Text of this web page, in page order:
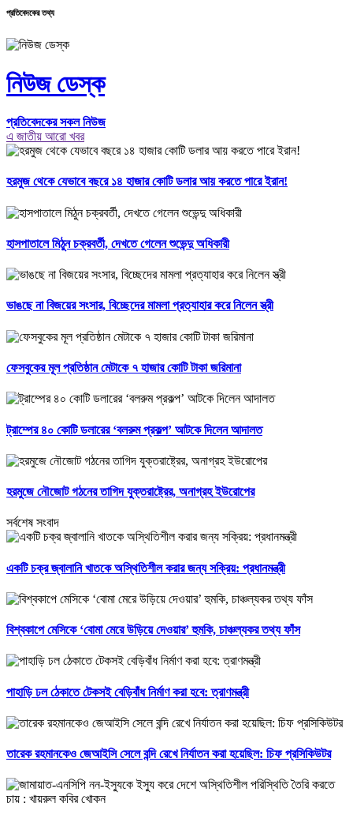
প্রতিবেদকের তথ্য
নিউজ ডেস্ক
প্রতিবেদকের সকল নিউজ
এ জাতীয় আরো খবর
হরমুজ থেকে যেভাবে বছরে ১৪ হাজার কোটি ডলার আয় করতে পারে ইরান!
হাসপাতালে মিঠুন চক্রবর্তী, দেখতে গেলেন শুভেন্দু অধিকারী
ভাঙছে না বিজয়ের সংসার, বিচ্ছেদের মামলা প্রত্যাহার করে নিলেন স্ত্রী
ফেসবুকের মূল প্রতিষ্ঠান মেটাকে ৭ হাজার কোটি টাকা জরিমানা
ট্রাম্পের ৪০ কোটি ডলারের ‘বলরুম প্রকল্প’ আটকে দিলেন আদালত
হরমুজে নৌজোট গঠনের তাগিদ যুক্তরাষ্ট্রের, অনাগ্রহ ইউরোপের
সর্বশেষ সংবাদ
একটি চক্র জ্বালানি খাতকে অস্থিতিশীল করার জন্য সক্রিয়: প্রধানমন্ত্রী
বিশ্বকাপে মেসিকে ‘বোমা মেরে উড়িয়ে দেওয়ার’ হুমকি, চাঞ্চল্যকর তথ্য ফাঁস
পাহাড়ি ঢল ঠেকাতে টেকসই বেড়িবাঁধ নির্মাণ করা হবে: ত্রাণমন্ত্রী
তারেক রহমানকেও জেআইসি সেলে বন্দি রেখে নির্যাতন করা হয়েছিল: চিফ প্রসিকিউটর